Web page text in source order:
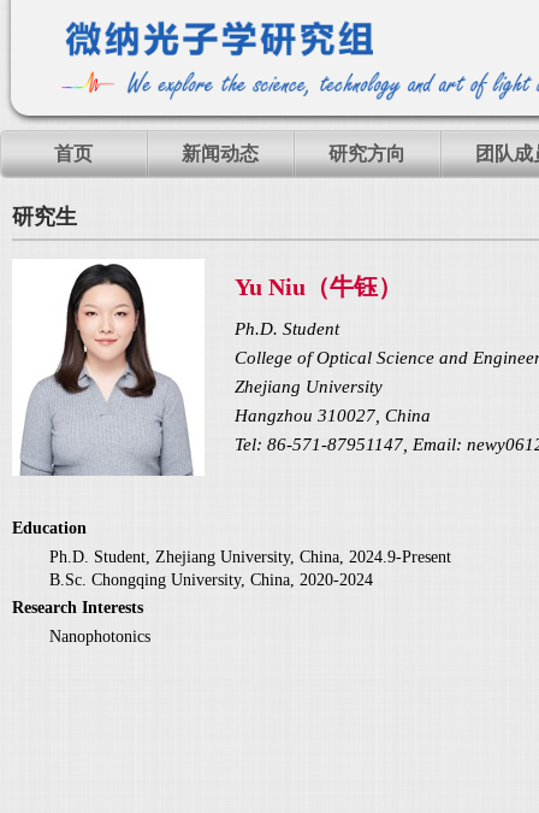
首页 新闻动态 研究方向 团队成
研究生
Yu Niu（牛钰）
Ph.D. Student
College of Optical Science and
Zhejiang University
Hangzhou 310027, China
Tel: 86-571-87951147, Email:
Education
Ph.D. Student, Zhejiang University, China, 2024.9-Present
B.Sc. Chongqing University, China, 2020-2024
Research Interests
Nanophotonics